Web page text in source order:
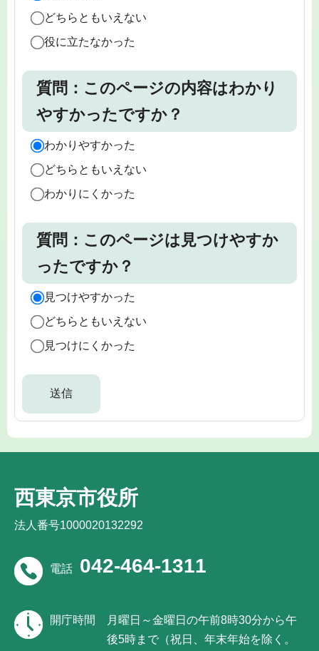
どちらともいえない
役に立たなかった
質問：このページの内容はわかり
やすかったですか？
わかりやすかった
どちらともいえない
わかりにくかった
質問：このページは見つけやすか
ったですか？
見つけやすかった
どちらともいえない
見つけにくかった
西東京市役所
法人番号1000020132292
電話 042-464-1311
開庁時間
月曜日～金曜日の午前8時30分から午
後5時まで（祝日、年末年始を除く。